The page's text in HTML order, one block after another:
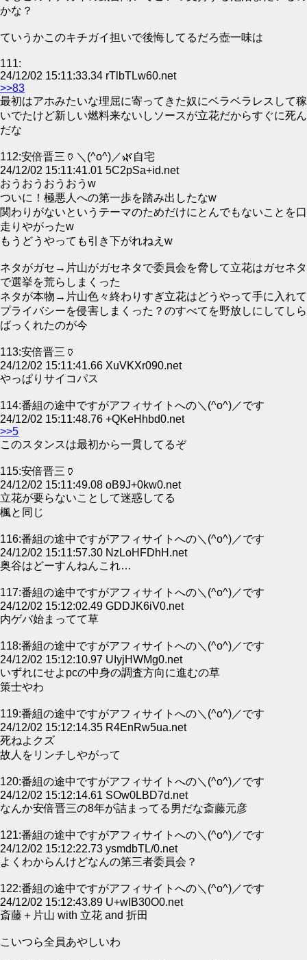
かな？
ていうかこのキチガイ担いで後悔してるだろ壺一味は
111:
24/12/02 15:11:33.34 rTlbTLw60.net
>>83
最初はアホみたいな理屈に寄ってきた奴にベラベラレスして稼
いでたけど新しい燃料来ないしソースが立花だからすぐに死ん
だな
112:安倍晋三🏺＼(^o^)／🌿自宅
24/12/02 15:11:41.01 5C2pSa+id.net
おうおうおうおうw
ついに！極悪人への第一歩を踏み出したなw
関わりがないというテーマのためだけにとんでもないことを口
走りやがったw
もうどうやっても引き下がれねえw
ネタがガセ→片山がガセネタで委員会を脅して立花はガセネタ
で選挙を荒らしまくった
ネタが本物→片山色々終わりすぎ立花はどうやって手に入れて
プライバシーを侵害しまくった？のすべてを野放しにしてしら
ばっくれたのが今
113:安倍晋三🏺
24/12/02 15:11:41.66 XuVKXr090.net
やっぱりサイコパス
114:番組の途中ですがアフィサイトへの＼(^o^)／です
24/12/02 15:11:48.76 +QKeHhbd0.net
>>5
このスタンスは最初から一貫してるぞ
115:安倍晋三🏺
24/12/02 15:11:49.08 oB9J+0kw0.net
立花が要らないことして迷惑してる
楓と同じ
116:番組の途中ですがアフィサイトへの＼(^o^)／です
24/12/02 15:11:57.30 NzLoHFDhH.net
奥谷はどーすんねんこれ…
117:番組の途中ですがアフィサイトへの＼(^o^)／です
24/12/02 15:12:02.49 GDDJK6iV0.net
内ゲバ始まってて草
118:番組の途中ですがアフィサイトへの＼(^o^)／です
24/12/02 15:12:10.97 UIyjHWMg0.net
いずれにせよpcの中身の調査方向に進むの草
策士やわ
119:番組の途中ですがアフィサイトへの＼(^o^)／です
24/12/02 15:12:14.35 R4EnRw5ua.net
死ねよクズ
故人をリンチしやがって
120:番組の途中ですがアフィサイトへの＼(^o^)／です
24/12/02 15:12:14.61 SOw0LBD7d.net
なんか安倍晋三の8年が詰まってる男だな斎藤元彦
121:番組の途中ですがアフィサイトへの＼(^o^)／です
24/12/02 15:12:22.73 ysmdbTL/0.net
よくわからんけどなんの第三者委員会？
122:番組の途中ですがアフィサイトへの＼(^o^)／です
24/12/02 15:12:43.89 U+wIB30O0.net
斎藤＋片山 with 立花 and 折田
こいつら全員あやしいわ